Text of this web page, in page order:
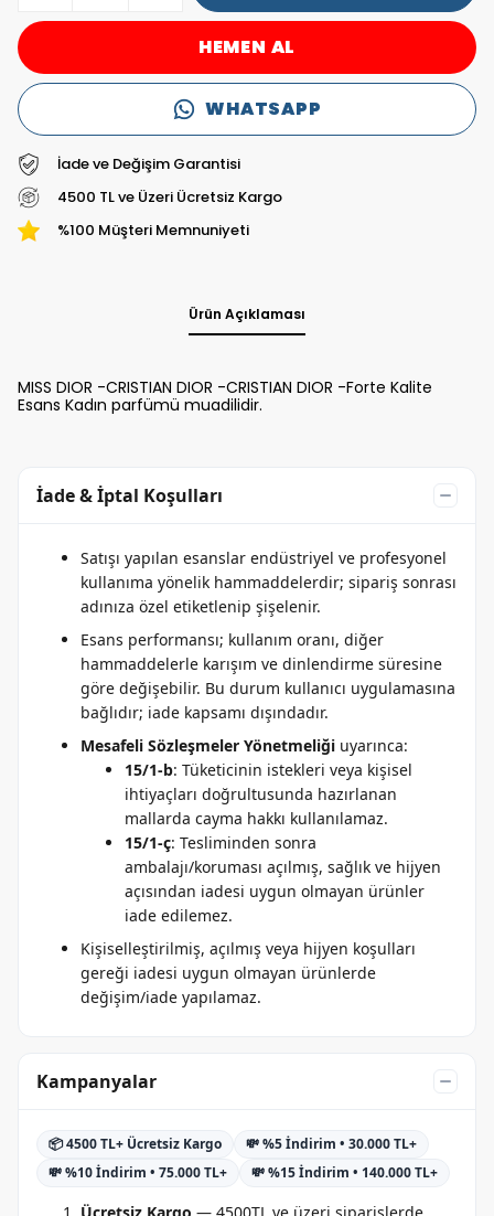
HEMEN AL
WHATSAPP
İade ve Değişim Garantisi
4500 TL ve Üzeri Ücretsiz Kargo
%100 Müşteri Memnuniyeti
Ürün Açıklaması
MISS DIOR -CRISTIAN DIOR -CRISTIAN DIOR -Forte Kalite
Esans Kadın parfümü muadilidir.
İade & İptal Koşulları
Satışı yapılan esanslar endüstriyel ve profesyonel
kullanıma yönelik hammaddelerdir; sipariş sonrası
adınıza özel etiketlenip şişelenir.
Esans performansı; kullanım oranı, diğer
hammaddelerle karışım ve dinlendirme süresine
göre değişebilir. Bu durum kullanıcı uygulamasına
bağlıdır; iade kapsamı dışındadır.
Mesafeli Sözleşmeler Yönetmeliği uyarınca:
15/1-b: Tüketicinin istekleri veya kişisel
ihtiyaçları doğrultusunda hazırlanan
mallarda cayma hakkı kullanılamaz.
15/1-ç: Tesliminden sonra
ambalajı/koruması açılmış, sağlık ve hijyen
açısından iadesi uygun olmayan ürünler
iade edilemez.
Kişiselleştirilmiş, açılmış veya hijyen koşulları
gereği iadesi uygun olmayan ürünlerde
değişim/iade yapılamaz.
Kampanyalar
📦 4500 TL+ Ücretsiz Kargo
💸 %5 İndirim • 30.000 TL+
💸 %10 İndirim • 75.000 TL+
💸 %15 İndirim • 140.000 TL+